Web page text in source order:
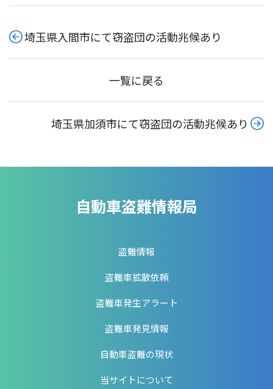
埼玉県入間市にて窃盗団の活動兆候あり
一覧に戻る
埼玉県加須市にて窃盗団の活動兆候あり
自動車盗難情報局
盗難情報
盗難車拡散依頼
盗難車発生アラート
盗難車発見情報
自動車盗難の現状
当サイトについて